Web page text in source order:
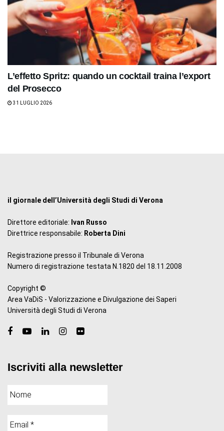
L’effetto Spritz: quando un cocktail traina l’export
del Prosecco
31 LUGLIO 2026
il giornale dell’Università degli Studi di Verona
Direttore editoriale: Ivan Russo
Direttrice responsabile: Roberta Dini
Registrazione presso il Tribunale di Verona
Numero di registrazione testata N.1820 del 18.11.2008
Copyright ©
Area VaDiS - Valorizzazione e Divulgazione dei Saperi
Università degli Studi di Verona
Iscriviti alla newsletter